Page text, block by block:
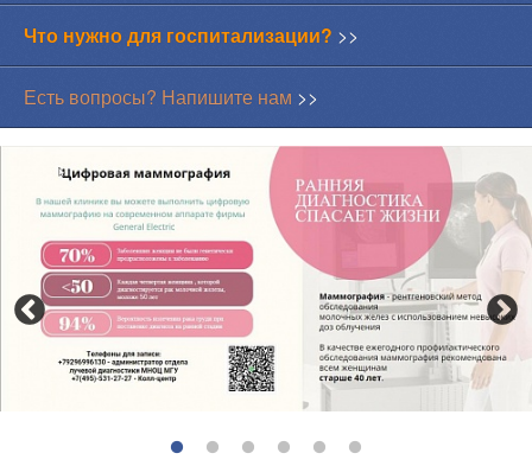
Что нужно для госпитализации? >>
Есть вопросы? Напишите нам >>